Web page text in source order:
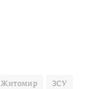
Житомир
ЗСУ